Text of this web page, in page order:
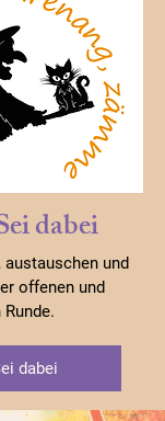
dabei
austauschen und
offenen und
dabei